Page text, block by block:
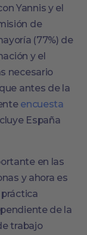
Yannis y el
de
(77%) de
y el
necesario
antes de la
encuesta
España
en las
y ahora es
de la
trabajo